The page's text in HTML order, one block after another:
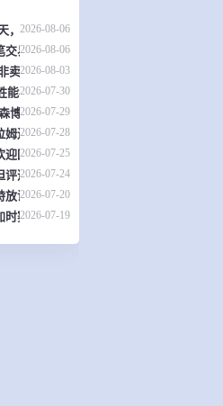
，我觉得自己是全世界最幸福的人
2026-08-06
易，可能是英超史上最炸裂的转会？
2026-08-06
品？切尔西热身赛暴露不少问题
2026-08-03
看出什么？
2026-07-30
博格，齐尔克泽传射，19岁小将惊艳全场
2026-07-29
还得再歇两周
2026-07-28
迎回家！
2026-07-25
选标准？真搞不懂了
2026-07-24
话：西班牙就是世界最强
2026-07-20
赛省体力？
2026-07-19